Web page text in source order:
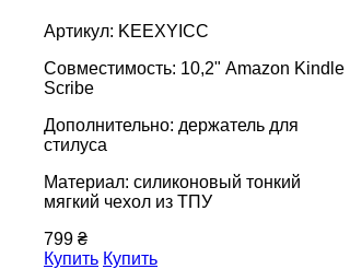
Артикул: KEEXYICC
Совместимость: 10,2" Amazon Kindle
Scribe
Дополнительно: держатель для
стилуса
Материал: силиконовый тонкий
мягкий чехол из ТПУ
799 ₴
Купить Купить